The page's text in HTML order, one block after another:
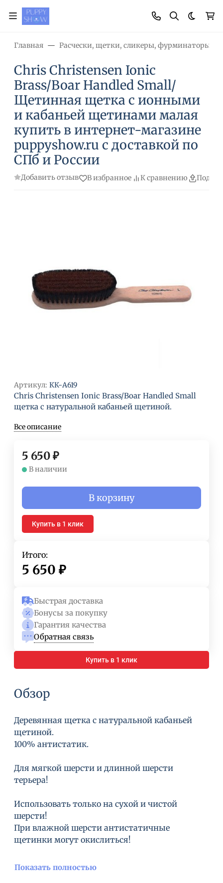
Главная Расчески, щетки, сликеры, фурминаторы,
Chris Christensen Ionic
Brass/Boar Handled Small/
Щетинная щетка с ионными
и кабаньей щетинами малая
купить в интернет-магазине
puppyshow.ru с доставкой по
СПб и России
Добавить отзыв В избранное К сравнению
Артикул: КК-A619
Chris Christensen Ionic Brass/Boar Handled Small
щетка с натуральной кабаньей щетиной.
Все описание
5 650₽
В наличии
В корзину
Купить в 1 клик
Итого:
5 650 ₽
Быстрая доставка
Бонусы за покупку
Гарантия качества
Обратная связь
Купить в 1 клик
Обзор
Деревянная щетка с натуральной кабаньей
щетиной.
100% антистатик.
Для мягкой шерсти и длинной шерсти
терьера!
Использовать только на сухой и чистой
шерсти!
При влажной шерсти антистатичные
щетинки могут окислиться!
Показать полностью